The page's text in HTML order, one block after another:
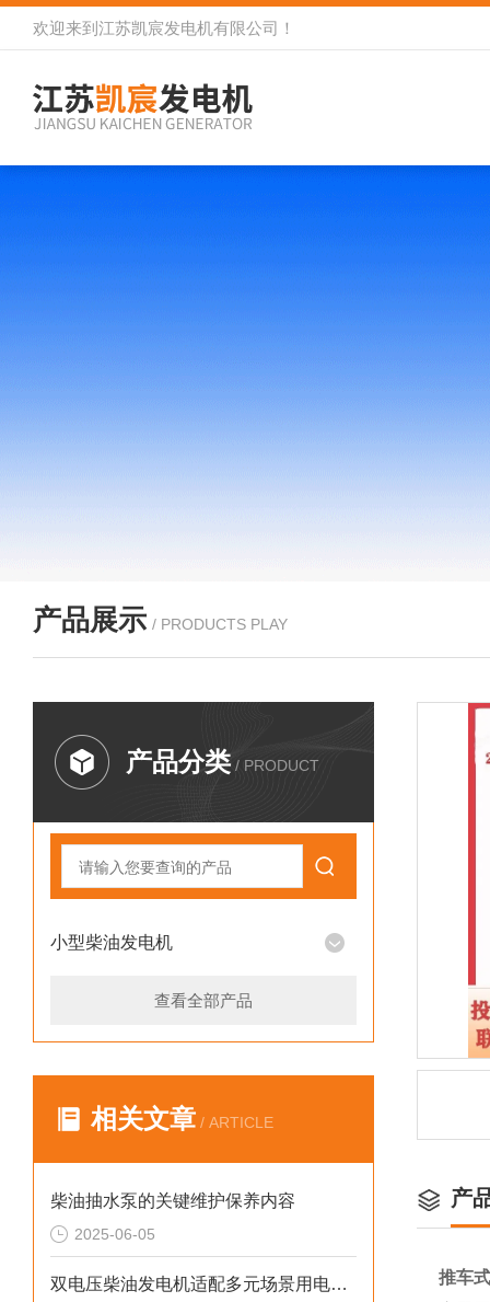
欢迎来到 江苏凯宸发电机有限公司 ！
产品展示 / PRODUCTS PLAY
产品分类 / PRODUCT
小型柴油发电机
查看全部产品
相关文章 / ARTICLE
柴油抽水泵的关键维护保养内容
2025-06-05
双电压柴油发电机适配多元场景用电需求
产
推车